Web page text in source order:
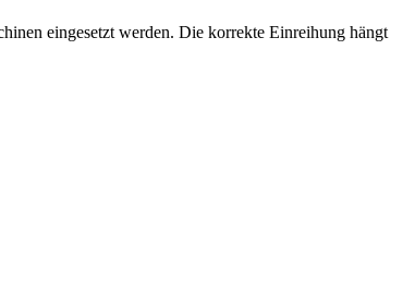
eingesetzt werden. Die korrekte Einreihung hängt